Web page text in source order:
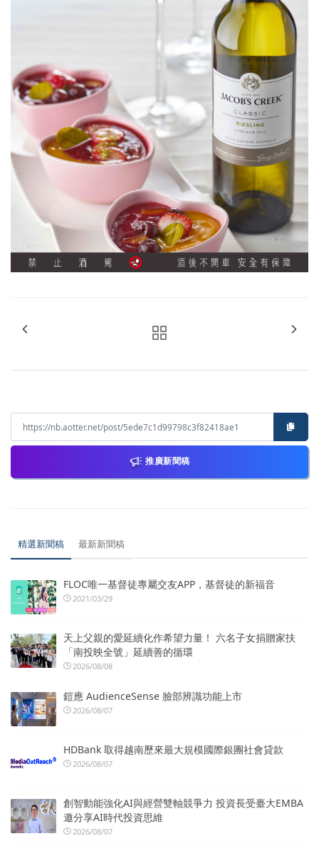
推廣新聞稿
精選新聞稿 最新新聞稿
FLOC唯一基督徒專屬交友APP，基督徒的新福音
2021/03/29
天上父親的愛延續化作希望力量！ 六名子女捐贈家扶
「南投映全號」延續善的循環
2026/08/08
鎧應 AudienceSense 臉部辨識功能上市
2026/08/07
HDBank 取得越南歷來最大規模國際銀團社會貸款
2026/08/07
創智動能強化AI與經營雙軸競爭力 投資長受臺大EMBA
邀分享AI時代投資思維
2026/08/07